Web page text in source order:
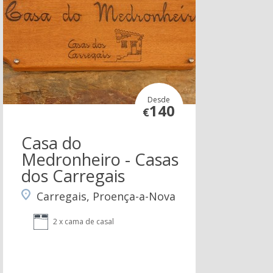
Desde
€140
Casa do
Medronheiro - Casas
dos Carregais
Carregais, Proença-a-Nova
2 x cama de casal